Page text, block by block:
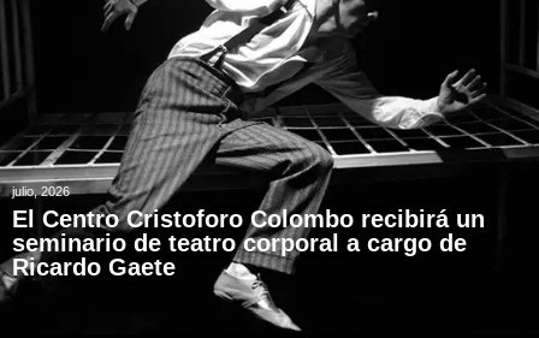
julio, 2026
El Centro Cristoforo Colombo recibirá un
seminario de teatro corporal a cargo de
Ricardo Gaete